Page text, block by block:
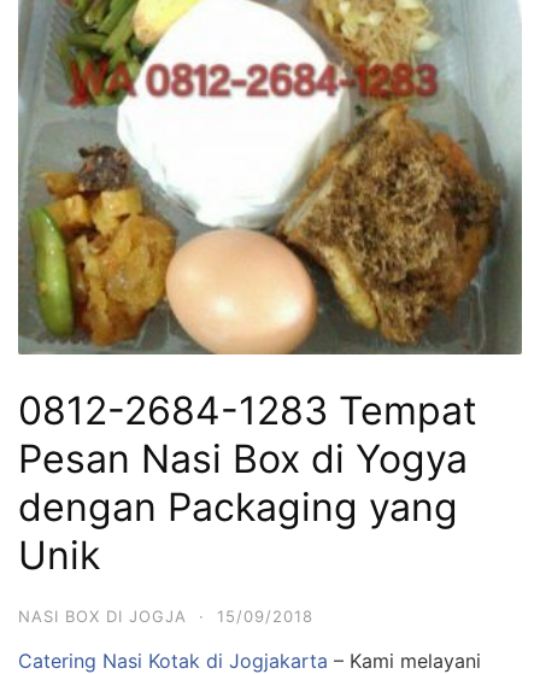
0812-2684-1283 Tempat
Pesan Nasi Box di Yogya
dengan Packaging yang
Unik
NASI BOX DI JOGJA · 15/09/2018
Catering Nasi Kotak di Jogjakarta – Kami melayani